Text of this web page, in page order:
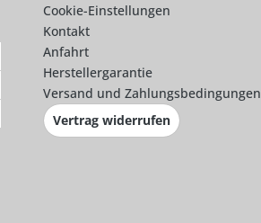
Cookie-Einstellungen
Kontakt
Anfahrt
Herstellergarantie
Versand und Zahlungsbedingungen
Vertrag widerrufen